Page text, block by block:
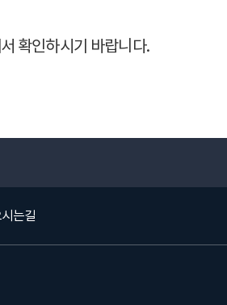
확인하시기 바랍니다.
는길